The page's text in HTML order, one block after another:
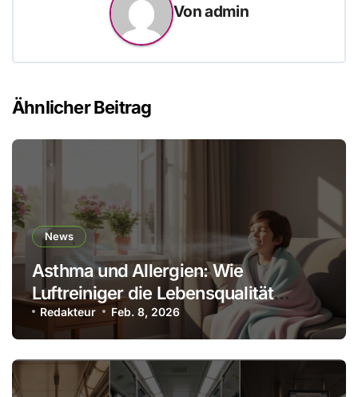
Vonadmin
Ähnlicher Beitrag
News
Asthma und Allergien: Wie
Luftreiniger die Lebensqualität
verbessern
Redakteur Feb. 8, 2026